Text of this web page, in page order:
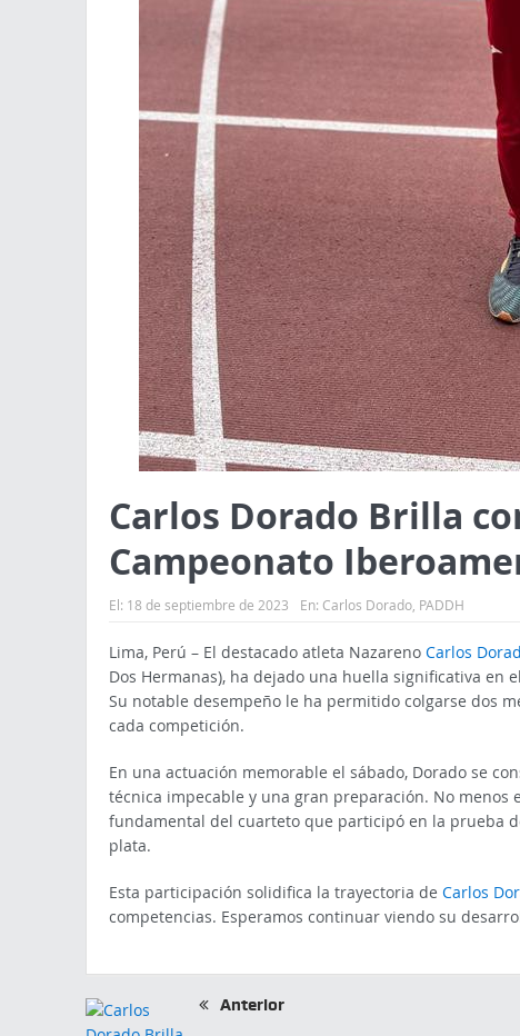
Carlos Dorado Brilla
Campeonato
El: 18 de septiembre de 2023 En: Carlos Dorado, PADDH
Lima, Perú – El destacado atleta Nazareno Carlos
Dos Hermanas), ha dejado una huella significativa en
Su notable desempeño le ha permitido colgarse dos
cada competición.
En una actuación memorable el sábado, Dorado se
técnica impecable y una gran preparación. No
fundamental del cuarteto que participó en la prueba
plata.
Esta participación solidifica la trayectoria de Carlos
competencias. Esperamos continuar viendo su
Anterior